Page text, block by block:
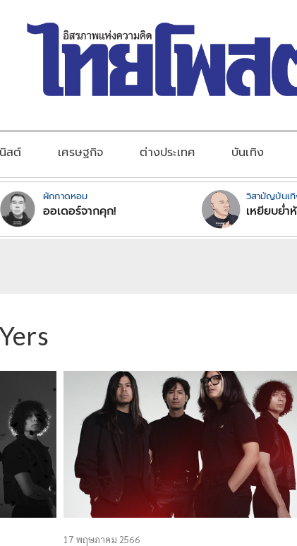
สต์ เศรษฐกิจ ต่างประเทศ บันเทิง
ผักกาดหอม
ออเดอร์จากคุก!
วิสามัญบันเ
เหยียบย่ำ
17 พฤษภาคม 2566